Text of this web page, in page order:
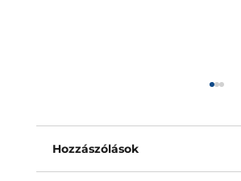
A napelem biztosítás
Hozzászólások